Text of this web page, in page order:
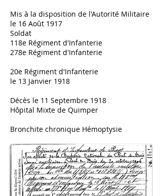
Mis à la disposition de l'Autorité Militaire
le 16 Août 1917
Soldat
118e Régiment d'Infanterie
278e Régiment d'Infanterie
20e Régiment d'Infanterie
le 13 Janvier 1918
Décès le 11 Septembre 1918
Hôpital Mixte de Quimper
Bronchite chronique Hémoptysie